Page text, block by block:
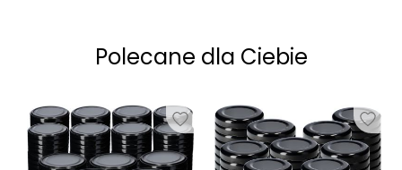
Polecane dla Ciebie